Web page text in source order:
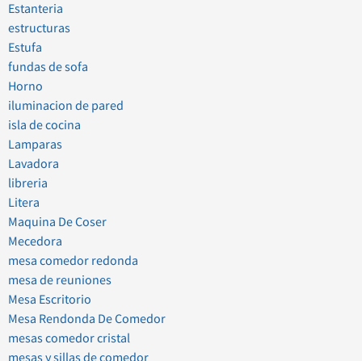
Estanteria
estructuras
Estufa
fundas de sofa
Horno
iluminacion de pared
isla de cocina
Lamparas
Lavadora
libreria
Litera
Maquina De Coser
Mecedora
mesa comedor redonda
mesa de reuniones
Mesa Escritorio
Mesa Rendonda De Comedor
mesas comedor cristal